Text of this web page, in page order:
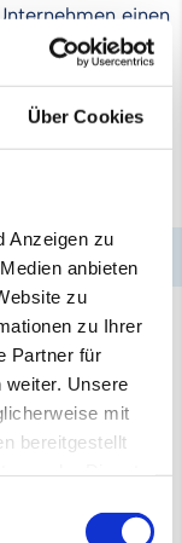
Über Cookies
Anzeigen zu
anbieten
zu
zu Ihrer
Partner für
weiter. Unsere
mit
bereitgestellt
einen
Steigerung
EBITDA-Marge
für die Zukunft
plant weitere